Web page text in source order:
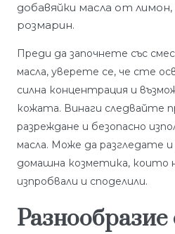
добавяйки масла от
розмарин.
Преди да започнете със
масла, уверете се, че сте
силна концентрация и
кожата. Винаги следвайте
разреждане и безопасно
масла. Може да разгледате
домашна козметика, които
изпробвали и споделили.
Разнообразие